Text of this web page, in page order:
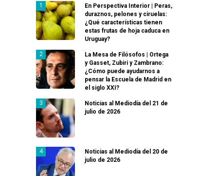
En Perspectiva Interior | Peras,
duraznos, pelones y ciruelas:
¿Qué características tienen
estas frutas de hoja caduca en
Uruguay?
La Mesa de Filósofos | Ortega
y Gasset, Zubiri y Zambrano:
¿Cómo puede ayudarnos a
pensar la Escuela de Madrid en
el siglo XXI?
Noticias al Mediodía del 21 de
julio de 2026
Noticias al Mediodía del 20 de
julio de 2026